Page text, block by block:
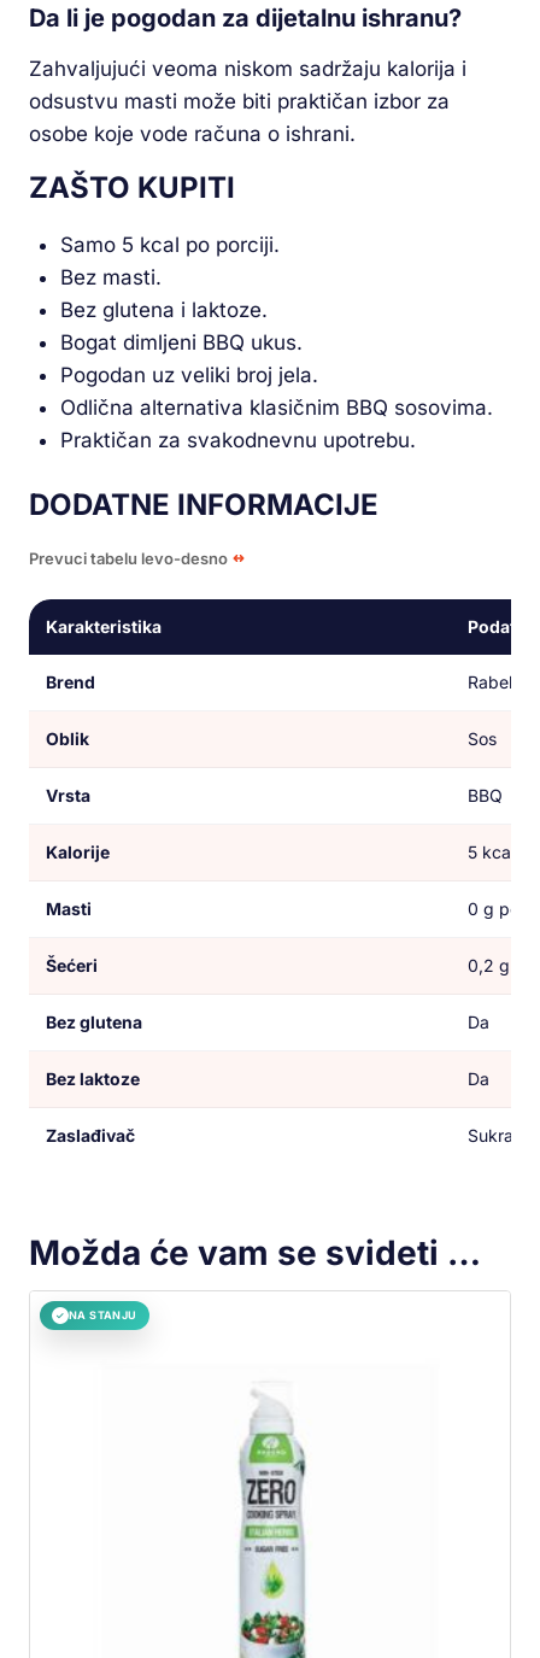
Da li je pogodan za dijetalnu ishranu?
Zahvaljujući veoma niskom sadržaju kalorija i
odsustvu masti može biti praktičan izbor za
osobe koje vode računa o ishrani.
ZAŠTO KUPITI
Samo 5 kcal po porciji.
Bez masti.
Bez glutena i laktoze.
Bogat dimljeni BBQ ukus.
Pogodan uz veliki broj jela.
Odlična alternativa klasičnim BBQ sosovima.
Praktičan za svakodnevnu upotrebu.
DODATNE INFORMACIJE
Prevuci tabelu levo-desno
Karakteristika Podatak
Brend Rabeko
Oblik Sos
Vrsta BBQ
Kalorije 5 kcal
Masti 0 g po
Šećeri 0,2 g po
Bez glutena Da
Bez laktoze Da
Zaslađivač
Možda će vam se svideti …
✓ NA STANJU